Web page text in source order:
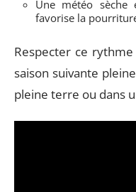
Une météo
favorise la
Respecter ce
saison suivante
pleine terre ou dans